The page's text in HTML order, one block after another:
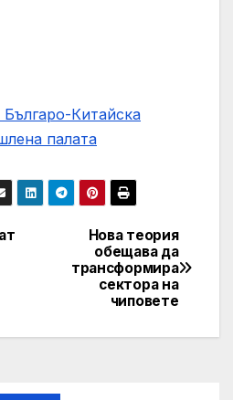
Китайска
палaта
Нова теория
обещава да
трансформира
сектора на
чиповете